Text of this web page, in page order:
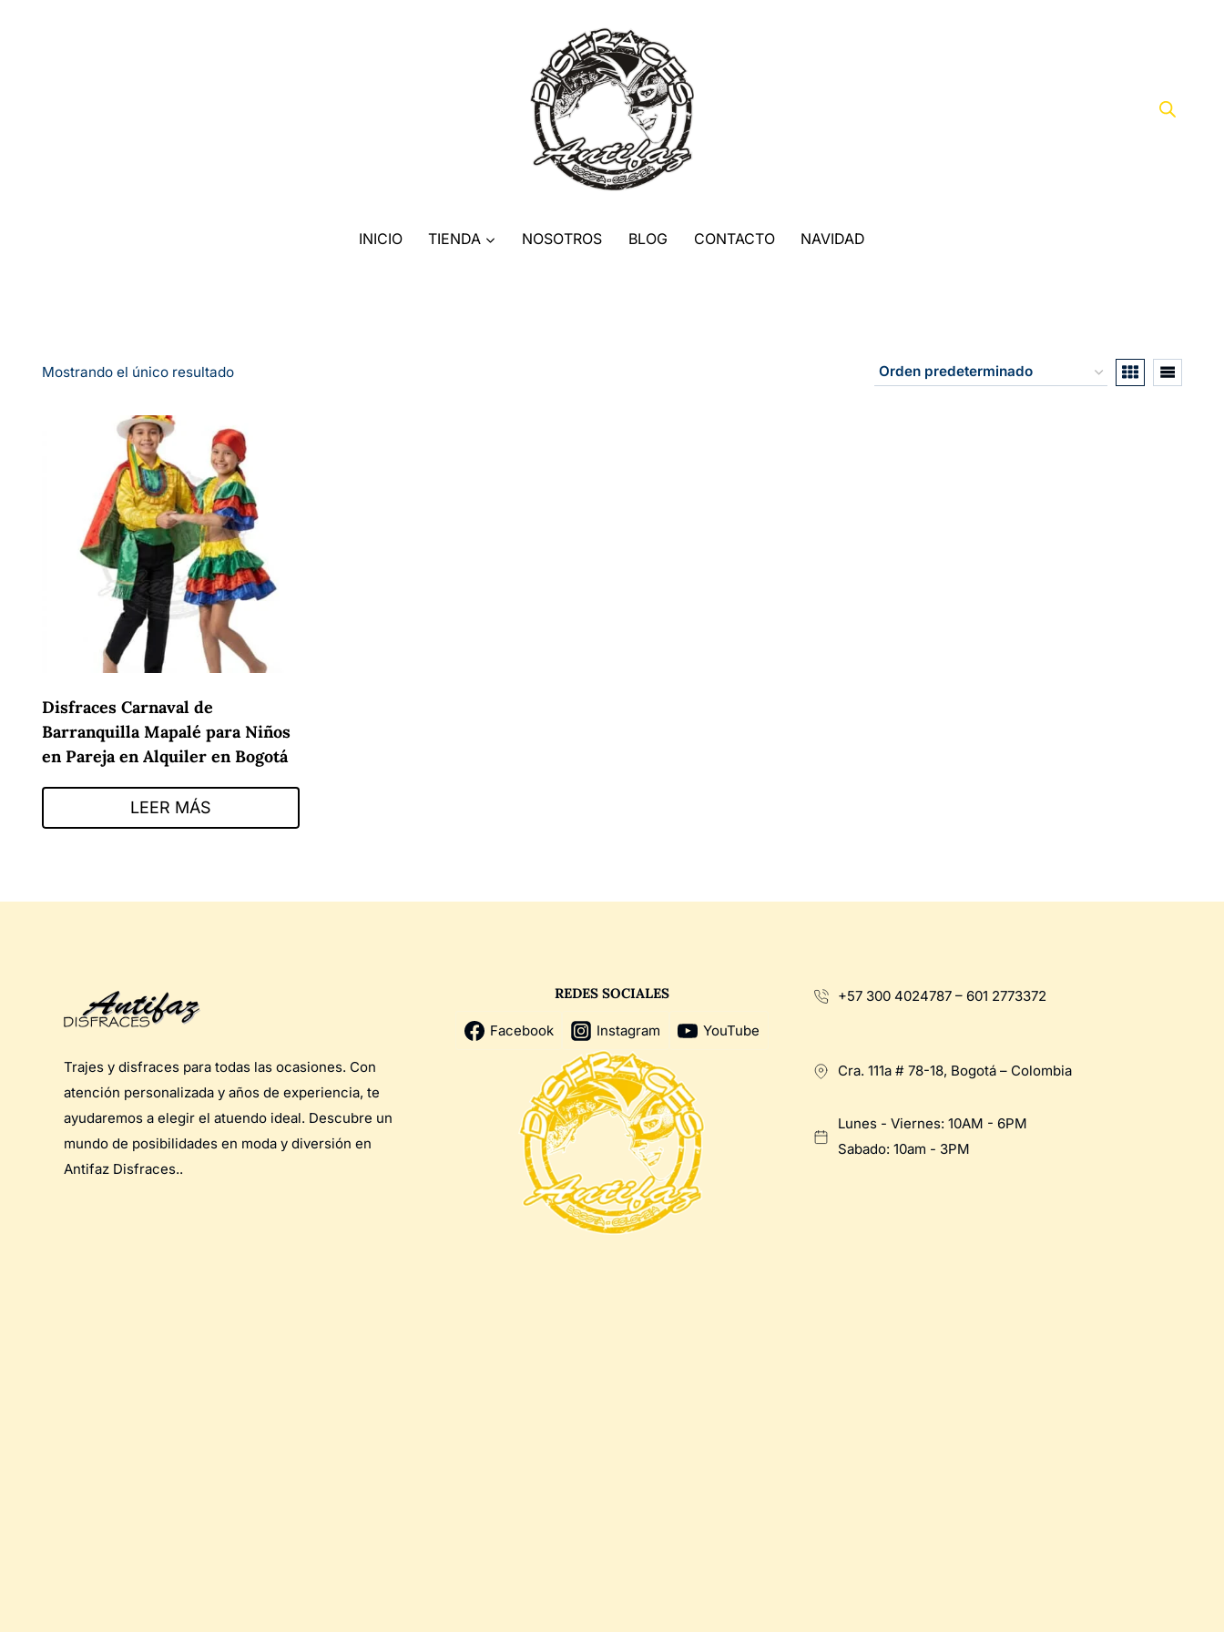
INICIO TIENDA NOSOTROS BLOG CONTACTO NAVIDAD
Mostrando el único resultado
Disfraces Carnaval de
Barranquilla Mapalé para Niños
en Pareja en Alquiler en Bogotá
LEER MÁS
Trajes y disfraces para todas las ocasiones. Con
atención personalizada y años de experiencia, te
ayudaremos a elegir el atuendo ideal. Descubre un
mundo de posibilidades en moda y diversión en
Antifaz Disfraces..
REDES SOCIALES
Facebook Instagram YouTube
+57 300 4024787 – 601 2773372
Cra. 111a # 78-18, Bogotá – Colombia
Lunes - Viernes: 10AM - 6PM
Sabado: 10am - 3PM